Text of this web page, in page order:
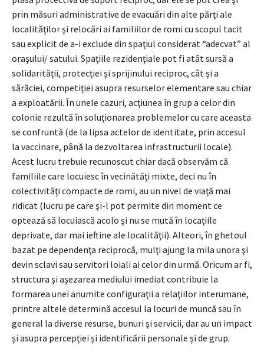
prin măsuri administrative de evacuări din alte părţi ale
localităţilor şi relocări ai familiilor de romi cu scopul tacit
sau explicit de a-i exclude din spaţiul considerat “adecvat” al
oraşului/ satului. Spaţiile rezidenţiale pot fi atât sursă a
solidarităţii, protecţiei şi sprijinului reciproc, cât şi a
sărăciei, competiţiei asupra resurselor elementare sau chiar
a exploatării. În unele cazuri, acţiunea în grup a celor din
colonie rezultă în soluţionarea problemelor cu care aceasta
se confruntă (de la lipsa actelor de identitate, prin accesul
la vaccinare, până la dezvoltarea infrastructurii locale).
Acest lucru trebuie recunoscut chiar dacă observăm că
familiile care locuiesc în vecinătăţi mixte, deci nu în
colectivităţi compacte de romi, au un nivel de viaţă mai
ridicat (lucru pe care şi-l pot permite din moment ce
optează să locuiască acolo şi nu se mută în locaţiile
deprivate, dar mai ieftine ale localităţii). Alteori, în ghetoul
bazat pe dependenţa reciprocă, mulţi ajung la mila unora şi
devin sclavi sau servitori loiali ai celor din urmă. Oricum ar fi,
structura şi aşezarea mediului imediat contribuie la
formarea unei anumite configuraţii a relaţiilor interumane,
printre altele determină accesul la locuri de muncă sau în
general la diverse resurse, bunuri şi servicii, dar au un impact
şi asupra percepţiei şi identificării personale şi de grup.